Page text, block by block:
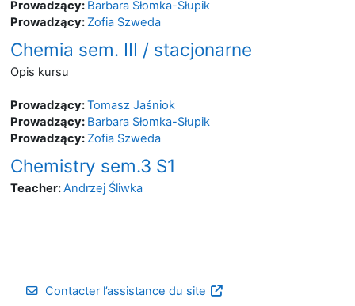
Prowadzący: Barbara Słomka-Słupik
Prowadzący: Zofia Szweda
Chemia sem. III / stacjonarne
Opis kursu
Prowadzący:Tomasz Jaśniok
Prowadzący: Barbara Słomka-Słupik
Prowadzący: Zofia Szweda
Chemistry sem.3 S1
Teacher:Andrzej Śliwka
Contacter l’assistance du site